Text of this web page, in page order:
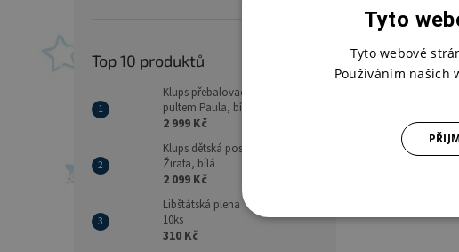
Top 10 produktů
Klups přebalovací komoda s
pultem Paula, bílá
2 999 Kč
Klups dětská postýlka Safari
Žirafa, bílá
2 099 Kč
Libštátská plena 70x70 - balení
10ks
310 Kč
Tyto
Tyto webové
Používáním našich